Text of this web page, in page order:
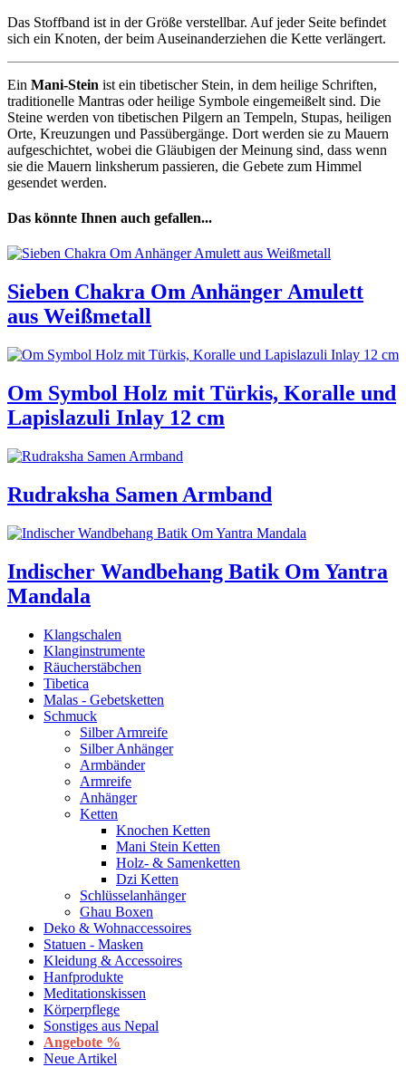
Das Stoffband ist in der Größe verstellbar. Auf jeder Seite befindet
sich ein Knoten, der beim Auseinanderziehen die Kette verlängert.
Ein Mani-Stein ist ein tibetischer Stein, in dem heilige Schriften,
traditionelle Mantras oder heilige Symbole eingemeißelt sind. Die
Steine werden von tibetischen Pilgern an Tempeln, Stupas, heiligen
Orte, Kreuzungen und Passübergänge. Dort werden sie zu Mauern
aufgeschichtet, wobei die Gläubigen der Meinung sind, dass wenn
sie die Mauern linksherum passieren, die Gebete zum Himmel
gesendet werden.
Das könnte Ihnen auch gefallen...
Sieben Chakra Om Anhänger Amulett
aus Weißmetall
Om Symbol Holz mit Türkis, Koralle und
Lapislazuli Inlay 12 cm
Rudraksha Samen Armband
Indischer Wandbehang Batik Om Yantra
Mandala
Klangschalen
Klanginstrumente
Räucherstäbchen
Tibetica
Malas - Gebetsketten
Schmuck
Silber Armreife
Silber Anhänger
Armbänder
Armreife
Anhänger
Ketten
Knochen Ketten
Mani Stein Ketten
Holz- & Samenketten
Dzi Ketten
Schlüsselanhänger
Ghau Boxen
Deko & Wohnaccessoires
Statuen - Masken
Kleidung & Accessoires
Hanfprodukte
Meditationskissen
Körperpflege
Sonstiges aus Nepal
Angebote %
Neue Artikel